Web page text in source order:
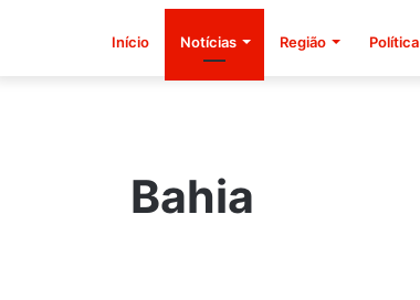
Início Notícias Região Política
Bahia